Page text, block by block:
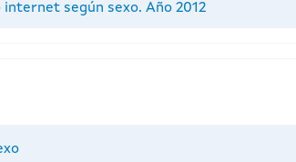
según sexo. Año 2012